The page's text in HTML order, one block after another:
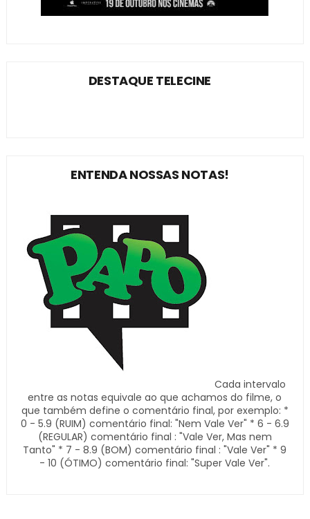
DESTAQUE TELECINE
ENTENDA NOSSAS NOTAS!
Cada intervalo
entre as notas equivale ao que achamos do filme, o
que também define o comentário final, por exemplo: *
0 - 5.9 (RUIM) comentário final: "Nem Vale Ver" * 6 - 6.9
(REGULAR) comentário final : "Vale Ver, Mas nem
Tanto" * 7 - 8.9 (BOM) comentário final : "Vale Ver" * 9
- 10 (ÓTIMO) comentário final: "Super Vale Ver".